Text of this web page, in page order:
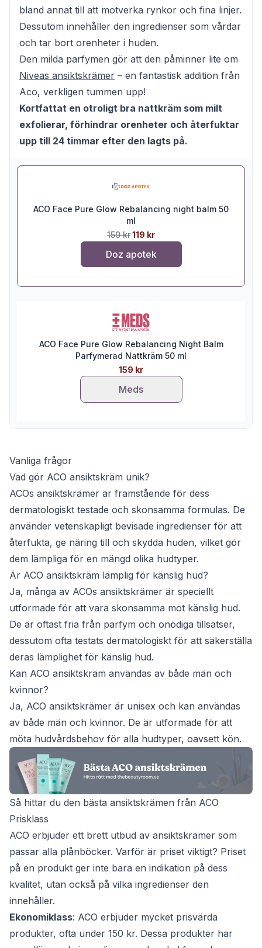
bland annat till att motverka rynkor och fina linjer.
Dessutom innehåller den ingredienser som vårdar
och tar bort orenheter i huden.
Den milda parfymen gör att den påminner lite om
Niveas ansiktskrämer – en fantastisk addition från
Aco, verkligen tummen upp!
Kortfattat en otroligt bra nattkräm som milt
exfolierar, förhindrar orenheter och återfuktar
upp till 24 timmar efter den lagts på.
ACO Face Pure Glow Rebalancing night balm 50
ml
159 kr119 kr
Doz apotek
ACO Face Pure Glow Rebalancing Night Balm
Parfymerad Nattkräm 50 ml
159 kr
Meds
Vanliga frågor
Vad gör ACO ansiktskräm unik?
ACOs ansiktskrämer är framstående för dess
dermatologiskt testade och skonsamma formulas. De
använder vetenskapligt bevisade ingredienser för att
återfukta, ge näring till och skydda huden, vilket gör
dem lämpliga för en mängd olika hudtyper.
Är ACO ansiktskräm lämplig för känslig hud?
Ja, många av ACOs ansiktskrämer är speciellt
utformade för att vara skonsamma mot känslig hud.
De är oftast fria från parfym och onödiga tillsatser,
dessutom ofta testats dermatologiskt för att säkerställa
deras lämplighet för känslig hud.
Kan ACO ansiktskräm användas av både män och
kvinnor?
Ja, ACO ansiktskrämer är unisex och kan användas
av både män och kvinnor. De är utformade för att
möta hudvårdsbehov för alla hudtyper, oavsett kön.
Så hittar du den bästa ansiktskrämen från ACO
Prisklass
ACO erbjuder ett brett utbud av ansiktskrämer som
passar alla plånböcker. Varför är priset viktigt? Priset
på en produkt ger inte bara en indikation på dess
kvalitet, utan också på vilka ingredienser den
innehåller.
Ekonomiklass: ACO erbjuder mycket prisvärda
produkter, ofta under 150 kr. Dessa produkter har